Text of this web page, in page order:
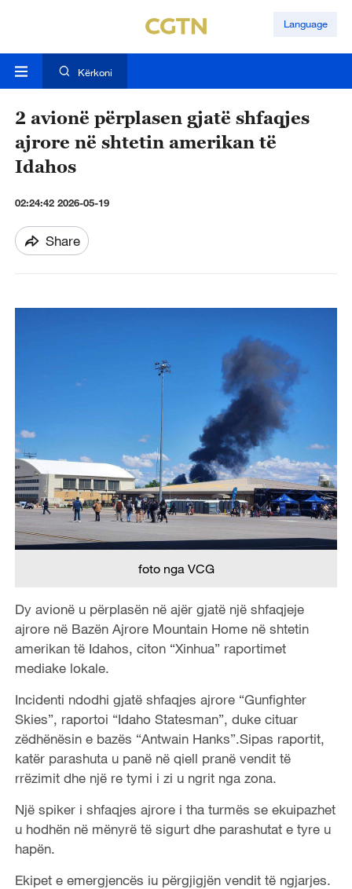
Language
Kërkoni
2 avionë përplasen gjatë shfaqjes
ajrore në shtetin amerikan të
Idahos
02:24:42 2026-05-19
Share
foto nga VCG
Dy avionë u përplasën në ajër gjatë një shfaqjeje
ajrore në Bazën Ajrore Mountain Home në shtetin
amerikan të Idahos, citon “Xinhua” raportimet
mediake lokale.
Incidenti ndodhi gjatë shfaqjes ajrore “Gunfighter
Skies”, raportoi “Idaho Statesman”, duke cituar
zëdhënësin e bazës “Antwain Hanks”.Sipas raportit,
katër parashuta u panë në qiell pranë vendit të
rrëzimit dhe një re tymi i zi u ngrit nga zona.
Një spiker i shfaqjes ajrore i tha turmës se ekuipazhet
u hodhën në mënyrë të sigurt dhe parashutat e tyre u
hapën.
Ekipet e emergjencës iu përgjigjën vendit të ngjarjes.